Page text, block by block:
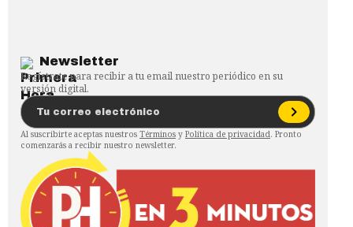
Newsletter
Regístrate para recibir a tu email nuestro periódico en su
versión digital.
Al suscribirte aceptas nuestros Términos y Política de privacidad. Pronto
comenzarás a recibir nuestro newsletter.